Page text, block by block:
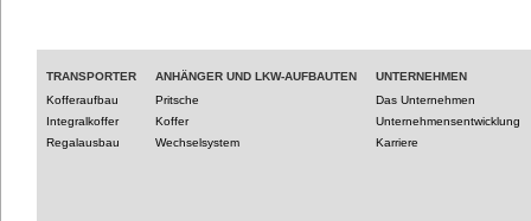
TRANSPORTER
Kofferaufbau
Integralkoffer
Regalausbau
ANHÄNGER UND LKW-AUFBAUTEN
Pritsche
Koffer
Wechselsystem
UNTERNEHMEN
Das Unternehmen
Unternehmensentwicklung
Karriere